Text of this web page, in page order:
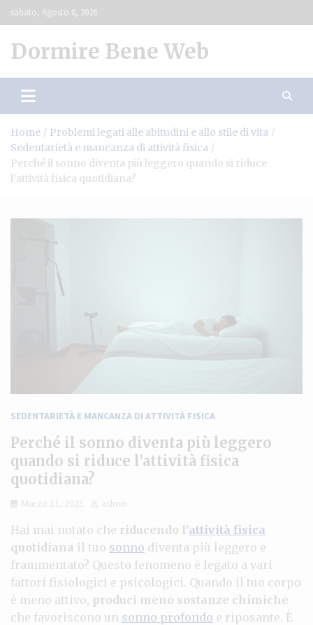
Skip
to
sabato, Agosto 8, 2026
Dormire Bene Web
Home
Problemi legati alle abitudini e allo stile di vita
Sedentarietà e mancanza di attività fisica
Perché il sonno diventa più leggero quando si riduce
l’attività fisica quotidiana?
SEDENTARIETÀ E MANCANZA DI ATTIVITÀ FISICA
Perché il sonno diventa più leggero
quando si riduce l’attività fisica
quotidiana?
Marzo 11, 2025 admin
Hai mai notato che riducendo l’attività fisica
quotidiana il tuo sonno diventa più leggero e
frammentato? Questo fenomeno è legato a vari
fattori fisiologici e psicologici. Quando il tuo corpo
è meno attivo, produci meno sostanze chimiche
che favoriscono un sonno profondo e riposante. È